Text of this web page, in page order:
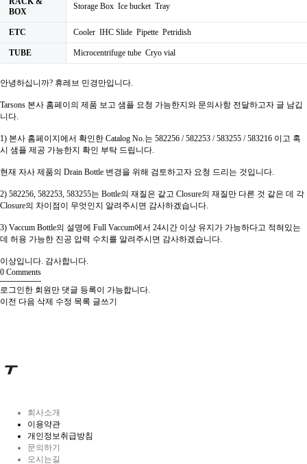
BOX
Storage Box Ice bucket Tray
ETC Cooler IHC Slide Pipette Petridish
TUBE Microcentrifuge tube Cryo vial
안녕하십니까? 휴레브 민경만입니다.
Tarsons 본사 홈페이의 제품 보고 샘플 요청 가능한지와 문의사항 전달하고자 글 남깁
니다.
1) 본사 홈페이지에서 확인한 Catalog No.는 582256 / 582253 / 583255 / 583216 이고 혹
시 샘플 제공 가능한지 확인 부탁 드립니다.
현재 자사 제품의 Drain Bottle 변경을 위해 검토하고자 요청 드리는 것입니다.
2) 582256, 582253, 583255는 Bottle의 재질은 같고 Closure의 재질만 다른 것 같은 데 각
Closure의 차이점이 무엇인지 알려주시면 감사하겠습니다.
3) Vaccum Bottle의 설명에 Full Vaccum에서 24시간 이상 유지가 가능하다고 적혀있는
데 허용 가능한 진공 압력 수치를 알려주시면 감사하겠습니다.
이상입니다. 감사합니다.
0 Comments
로그인한 회원만 댓글 등록이 가능합니다.
이전 다음 삭제 수정 목록 글쓰기
회사소개
이용약관
개인정보취급방침
문의하기
오시는길